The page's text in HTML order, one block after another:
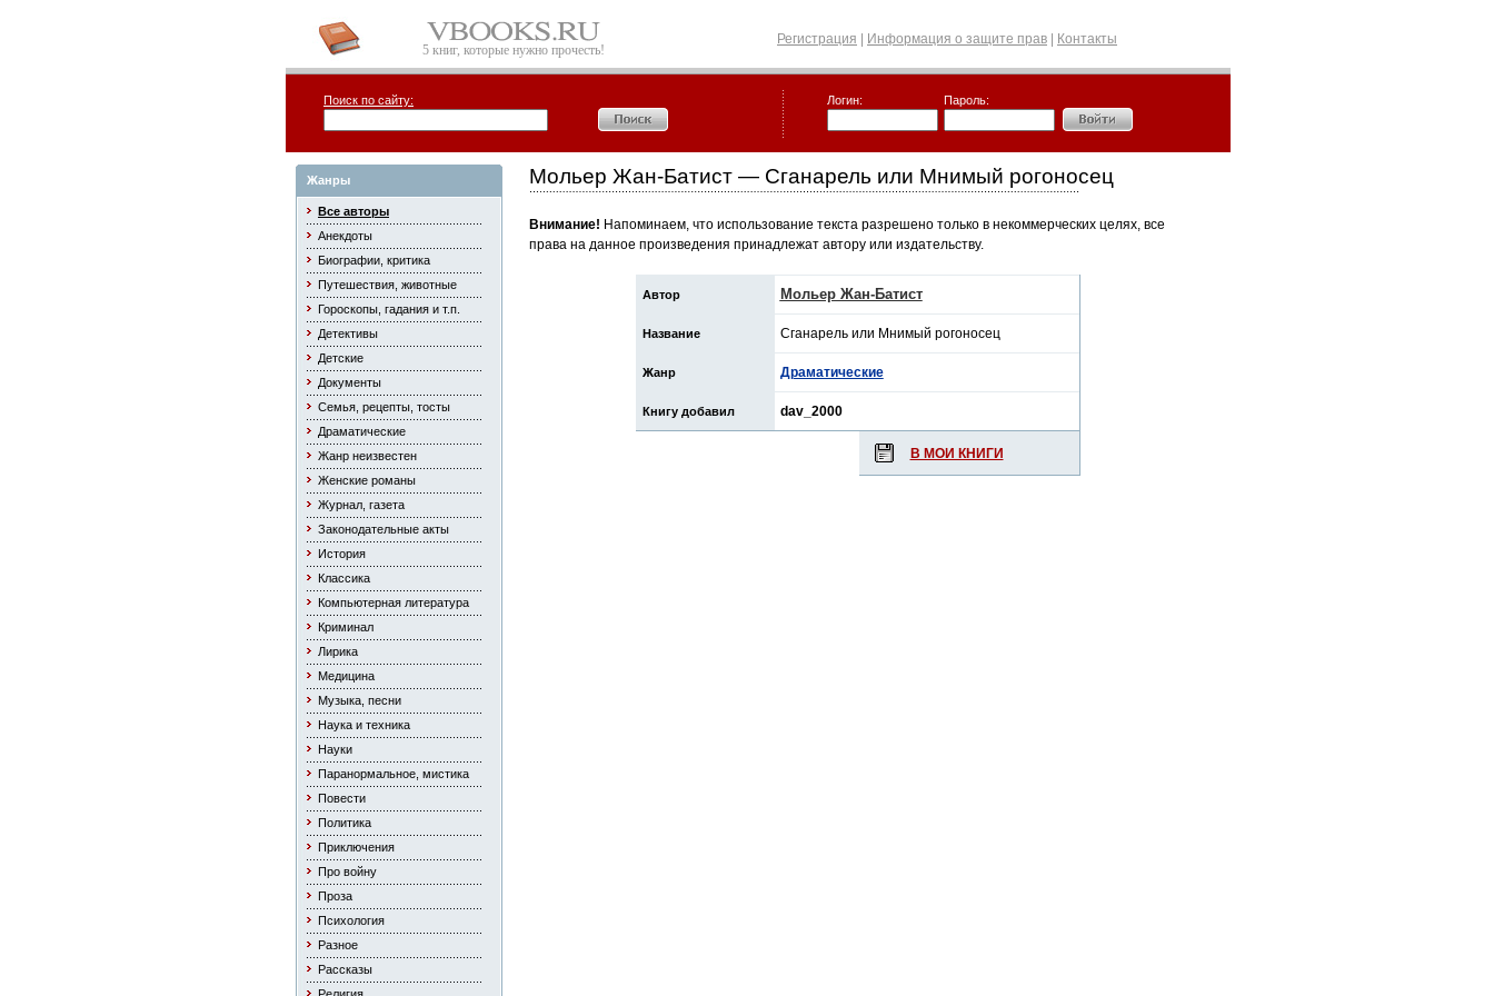
5 книг, которые нужно прочесть!
Регистрация Информация о защите прав Контакты
Поиск по сайту: Логин: Пароль:
Жанры
Все авторы
Анекдоты
Биографии, критика
Путешествия, животные
Гороскопы, гадания и т.п.
Детективы
Детские
Документы
Семья, рецепты, тосты
Драматические
Жанр неизвестен
Женские романы
Журнал, газета
Законодательные акты
История
Классика
Компьютерная литература
Криминал
Лирика
Медицина
Музыка, песни
Наука и техника
Науки
Паранормальное, мистика
Повести
Политика
Приключения
Про войну
Проза
Психология
Разное
Рассказы
Мольер Жан-Батист — Сганарель или Мнимый рогоносец
Внимание! Напоминаем, что использование текста разрешено только в некоммерческих целях, все
права на данное произведения принадлежат автору или издательству.
Автор Мольер Жан-Батист
Название Сганарель или Мнимый рогоносец
Жанр Драматические
Книгу добавил dav_2000
В МОИ КНИГИ